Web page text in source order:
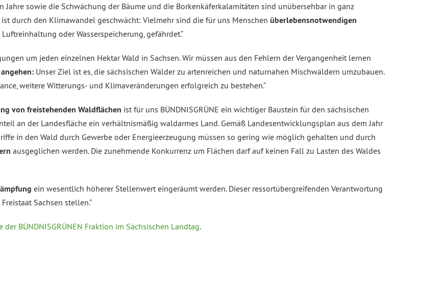
Jahre sowie die Schwächung der Bäume und die Borkenkäferkalamitäten sind unübersehbar in ganz
durch den Klimawandel geschwächt: Vielmehr sind die für uns Menschen überlebensnotwendigen
Luftreinhaltung oder Wasserspeicherung, gefährdet.“
um jeden einzelnen Hektar Wald in Sachsen. Wir müssen aus den Fehlern der Vergangenheit lernen
Unser Ziel ist es, die sächsischen Wälder zu artenreichen und naturnahen Mischwäldern umzubauen.
weitere Witterungs- und Klimaveränderungen erfolgreich zu bestehen.“
von freistehenden Waldflächen ist für uns BÜNDNISGRÜNE ein wichtiger Baustein für den sächsischen
an der Landesfläche ein verhältnismäßig waldarmes Land. Gemäß Landesentwicklungsplan aus dem Jahr
in den Wald durch Gewerbe oder Energieerzeugung müssen so gering wie möglich gehalten und durch
ausgeglichen werden. Die zunehmende Konkurrenz um Flächen darf auf keinen Fall zu Lasten des Waldes
ein wesentlich höherer Stellenwert eingeräumt werden. Dieser ressortübergreifenden Verantwortung
Sachsen stellen.“
der BÜNDNISGRÜNEN Fraktion im Sächsischen Landtag.